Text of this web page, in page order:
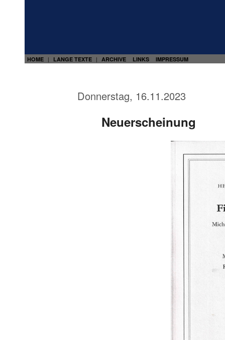
HOME | LANGE TEXTE | ARCHIVE LINKS IMPRESSUM
Donnerstag, 16.11.2023
Neuerscheinung